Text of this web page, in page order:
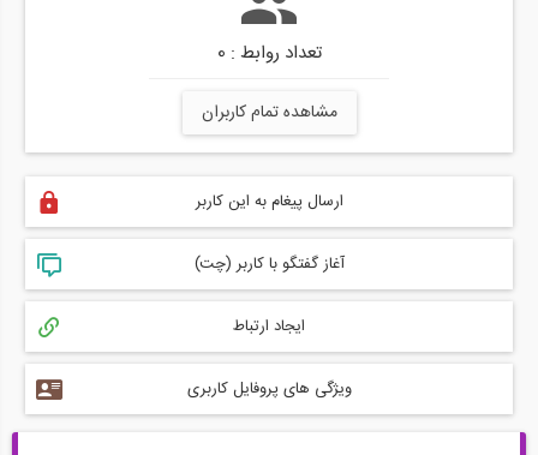
تعداد روابط : 0
مشاهده تمام کاربران
ارسال پیغام به این کاربر
آغاز گفتگو با کاربر (چت)
ایجاد ارتباط
ویژگی های پروفایل کاربری